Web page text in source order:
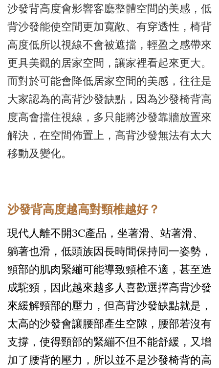
沙發背高度會影響客廳整體空間的美感，低
背沙發能使空間更加寬敞、有穿透性，椅背
高度低所以視線不會被遮擋，輕盈之感帶來
更具美觀的居家空間，讓家裡看起來更大。
而對於可能會降低居家空間的美感，往往是
大家認為的高背沙發缺點，因為沙發椅背高
度高會擋住視線，多只能將沙發靠牆放置來
解決，在空間佈置上，高背沙發無法有太大
移動及變化。
沙發背高度越高對頸椎越好？
現代人離不開3C產品，坐著滑、站著滑、
躺著也滑，低頭族因長時間保持同一姿勢，
頸部的肌肉緊繃可能導致頸椎不適，甚至造
成駝頸，因此越來越多人喜歡選擇高背沙發
來緩解頸部的壓力，但高背沙發缺點就是，
太高的沙發會讓腰部產生空隙，腰部若沒有
支撐，使得頸部的緊繃不但不能舒緩，又增
加了腰背的壓力，所以並不是沙發椅背的高